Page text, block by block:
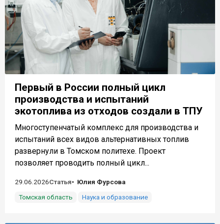
Первый в России полный цикл
производства и испытаний
экотоплива из отходов создали в ТПУ
Многоступенчатый комплекс для производства и
испытаний всех видов альтернативных топлив
развернули в Томском политехе. Проект
позволяет проводить полный цикл...
29.06.2026Статья
Юлия Фурсова
Томская область
Наука и образование